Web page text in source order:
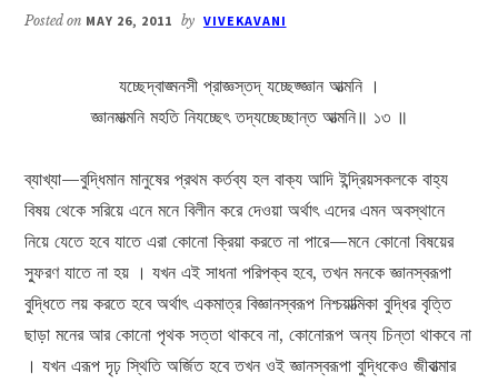
Posted on MAY 26, 2011 by VIVEKAVANI
যচ্ছেদ্বাঙ্মনসী প্রাজ্ঞস্তদ্ যচ্ছেজ্জ্ঞান আত্মনি ।
জ্ঞানমাত্মনি মহতি নিযচ্ছেৎ তদ্যচ্ছেচ্ছান্ত আত্মনি॥ ১৩ ॥
ব্যাখ্যা—বুদ্ধিমান মানুষের প্রথম কর্তব্য হল বাক্য আদি ইন্দ্রিয়সকলকে বাহ্য
বিষয় থেকে সরিয়ে এনে মনে বিলীন করে দেওয়া অর্থাৎ এদের এমন অবস্থানে
নিয়ে যেতে হবে যাতে এরা কোনো ক্রিয়া করতে না পারে—মনে কোনো বিষয়ের
স্ফুরণ যাতে না হয় । যখন এই সাধনা পরিপক্ব হবে, তখন মনকে জ্ঞানস্বরূপা
বুদ্ধিতে লয় করতে হবে অর্থাৎ একমাত্র বিজ্ঞানস্বরূপ নিশ্চয়াত্মিকা বুদ্ধির বৃত্তি
ছাড়া মনের আর কোনো পৃথক সত্তা থাকবে না, কোনোরূপ অন্য চিন্তা থাকবে না
। যখন এরূপ দৃঢ় স্থিতি অর্জিত হবে তখন ওই জ্ঞানস্বরূপা বুদ্ধিকেও জীবাত্মার